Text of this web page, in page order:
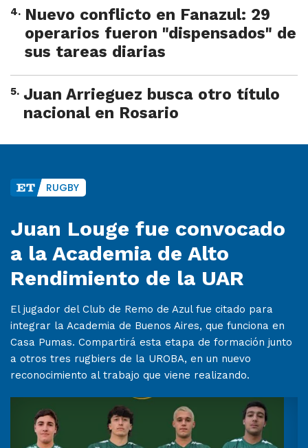
4. Nuevo conflicto en Fanazul: 29
operarios fueron "dispensados" de
sus tareas diarias
5. Juan Arrieguez busca otro título
nacional en Rosario
RUGBY
Juan Louge fue convocado
a la Academia de Alto
Rendimiento de la UAR
El jugador del Club de Remo de Azul fue citado para
integrar la Academia de Buenos Aires, que funciona en
Casa Pumas. Compartirá esta etapa de formación junto
a otros tres rugbiers de la UROBA, en un nuevo
reconocimiento al trabajo que viene realizando.